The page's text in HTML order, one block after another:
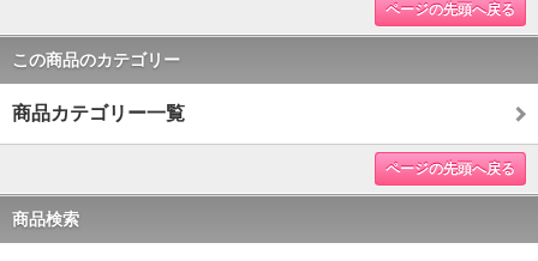
ページの先頭へ戻る
この商品のカテゴリー
商品カテゴリー一覧
ページの先頭へ戻る
商品検索